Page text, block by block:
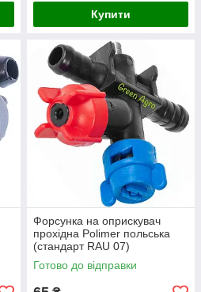
Купити
Форсунка на оприскувач
прохідна Polimer польська
(стандарт RAU 07)
Готово до відправки